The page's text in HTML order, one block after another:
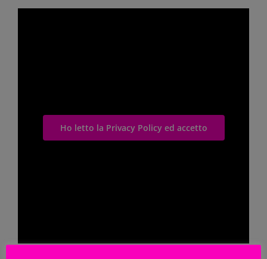
Ho letto la Privacy Policy ed accetto